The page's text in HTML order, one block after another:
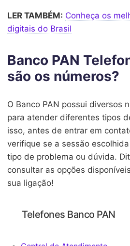
LER TAMBÉM: Conheça os
digitais do Brasil
Banco PAN
são os números?
O Banco PAN possui diversos
para atender diferentes tipos
isso, antes de entrar em
verifique se a sessão
tipo de problema ou dúvida.
consultar as opções
sua ligação!
Telefones Banco PAN